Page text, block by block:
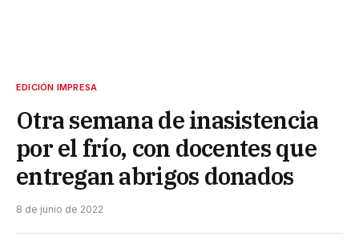
EDICIÓN IMPRESA
Otra semana de inasistencia
por el frío, con docentes que
entregan abrigos donados
8 de junio de 2022